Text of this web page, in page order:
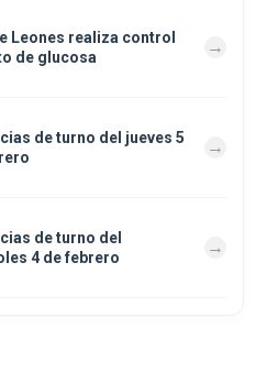
Leones realiza control
de glucosa
de turno del jueves 5
de turno del
4 de febrero